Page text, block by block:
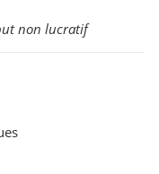
non lucratif